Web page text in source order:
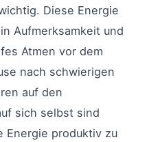
Diese Energie
Aufmerksamkeit und
Atmen vor dem
nach schwierigen
auf den
sich selbst sind
Energie produktiv zu